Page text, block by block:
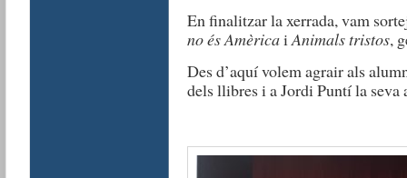
En finalitzar la xerrada, vam
no és AmèricaiAnimals tristos,
Des d’aquí volem agrair als
dels llibres i a Jordi Puntí la